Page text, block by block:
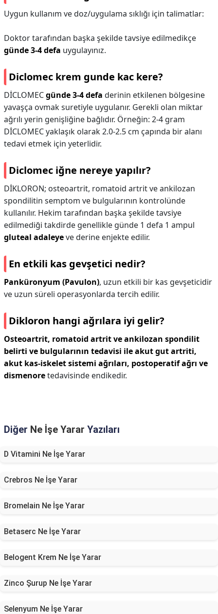
Uygun kullanım ve doz/uygulama sıklığı için talimatlar:
Doktor tarafından başka şekilde tavsiye edilmedikçe
günde 3-4 defa uygulayınız.
Diclomec krem gunde kac kere?
DİCLOMECgünde 3-4 defa derinin etkilenen bölgesine
yavaşça ovmak suretiyle uygulanır. Gerekli olan miktar
ağrılı yerin genişliğine bağlıdır. Örneğin: 2-4 gram
DİCLOMEC yaklaşık olarak 2.0-2.5 cm çapında bir alanı
tedavi etmek için yeterlidir.
Diclomec iğne nereye yapılır?
DİKLORON; osteoartrit, romatoid artrit ve ankilozan
spondilitin semptom ve bulgularının kontrolünde
kullanılır. Hekim tarafından başka şekilde tavsiye
edilmediği takdirde genellikle günde 1 defa 1 ampul
gluteal adaleyeve derine enjekte edilir.
En etkili kas gevşetici nedir?
Panküronyum (Pavulon), uzun etkili bir kas gevşeticidir
ve uzun süreli operasyonlarda tercih edilir.
Dikloron hangi ağrılara iyi gelir?
Osteoartrit, romatoid artrit ve ankilozan spondilit
belirti ve bulgularının tedavisi ile akut gut artriti,
akut kas-iskelet sistemi ağrıları, postoperatif ağrı ve
dismenoretedavisinde endikedir.
Diğer Ne İşe Yarar Yazıları
D Vitamini Ne İşe Yarar
Crebros Ne İşe Yarar
Bromelain Ne İşe Yarar
Betaserc Ne İşe Yarar
Belogent Krem Ne İşe Yarar
Zinco Şurup Ne İşe Yarar
Selenyum Ne İşe Yarar